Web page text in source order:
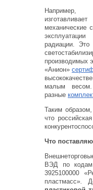
механические
радиации. Это
производимых
«Анион»
малым весом.
разные
Таким
что
Что
ВЭД по кодам
3925100000
пластмасс».